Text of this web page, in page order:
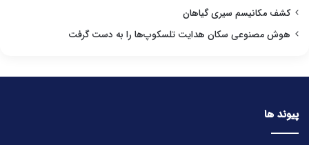
کشف مکانیسم سیری گیاهان
هوش مصنوعی سکان هدایت تلسکوپ‌ها را به دست گرفت
پیوند ها